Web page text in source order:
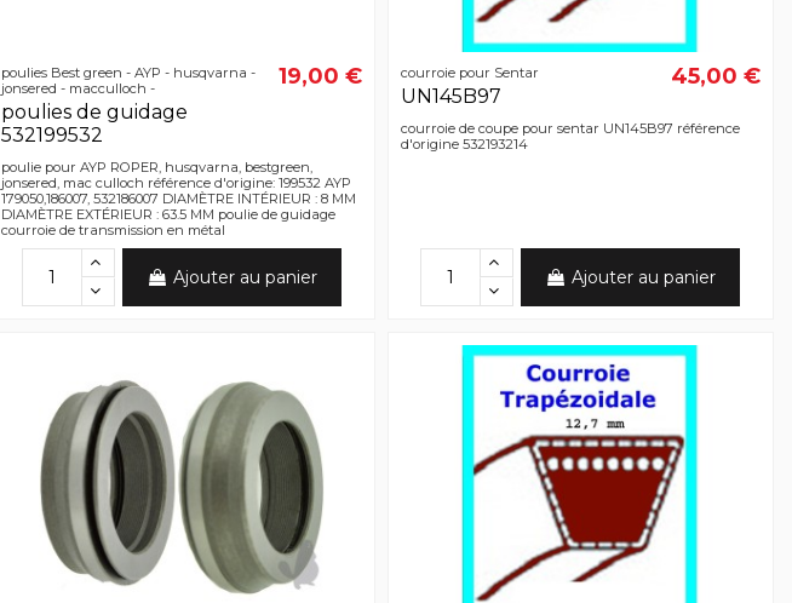
poulies Best green - AYP - husqvarna -
jonsered - macculloch -
poulies de guidage
532199532
19,00 €
poulie pour AYP ROPER, husqvarna, bestgreen,
jonsered, mac culloch référence d'origine: 199532 AYP
179050,186007, 532186007 DIAMÈTRE INTÉRIEUR : 8 MM
DIAMÈTRE EXTÉRIEUR : 63.5 MM poulie de guidage
courroie de transmission en métal
Ajouter au panier
courroie pour Sentar
UN145B97
45,00 €
courroie de coupe pour sentar UN145B97 référence
d'origine 532193214
Ajouter au panier